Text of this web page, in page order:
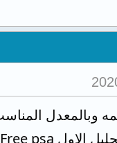
وبالمعدل